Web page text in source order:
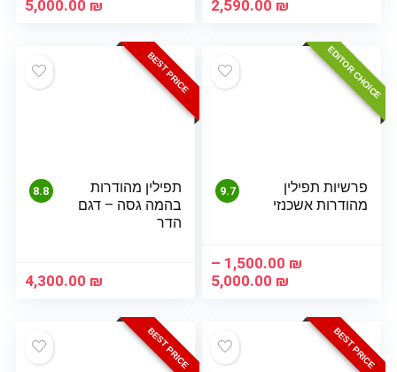
2,590.00 ₪
טווח
⁦1,990.00 ₪⁩
5,000.00 ₪
EDITOR CHOICE
9.7
פרשיות תפילין
מהודרות אשכנזי
1,500.00 ₪
–
5,000.00 ₪
טווח
⁦1,500.00 ₪⁩
BEST PRICE
8.8
תפילין מהודרות
בהמה גסה – דגם
הדר
4,300.00 ₪
BEST PRICE
BEST PRICE